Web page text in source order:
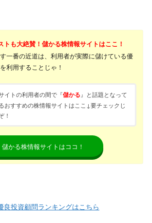
トも大絶賛！儲かる株情報サイトはここ！
一番の近道は、利用者が実際に儲けている優
利用することじゃ！
イトの利用者の間で『儲かる 』と話題となって
おすすめの株情報サイトはここ↓要チェックじ
！
儲かる株情報サイトはココ！
良投資顧問ランキングはこちら